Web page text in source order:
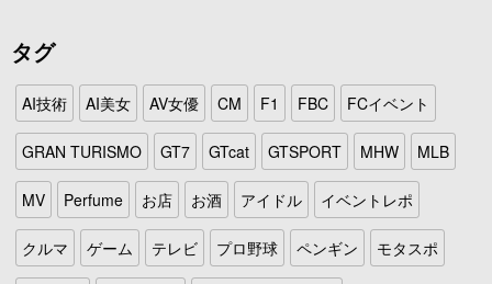
タグ
AI技術 AI美女 AV女優 CM F1 FBC FCイベント
GRAN TURISMO GT7 GTcat GTSPORT MHW MLB
MV Perfume お店 お酒 アイドル イベントレポ
クルマ ゲーム テレビ プロ野球 ペンギン モタスポ